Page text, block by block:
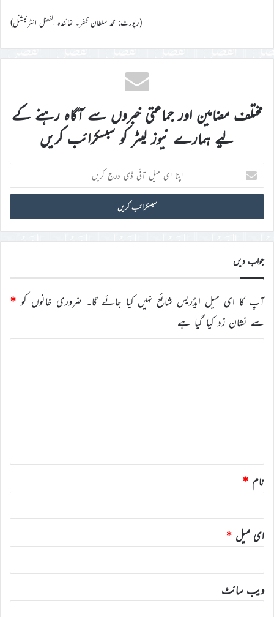
(رپورٹ: محمد سلطان ظفر۔ نمائندہ الفضل انٹرنیشنل)
مختلف مضامین اور جماعتی خبروں سے آگاہ رہنے کے
لیے ہمارے نیوز لیٹر کو سبسکرائب کریں
اپنا
ای
میل
ڈی
درج
کریں
جواب دیں
آپ کا ای میل ایڈریس شائع نہیں کیا جائے گا۔ ضروری خانوں کو *
سے نشان زد کیا گیا ہے
نام *
ای میل *
ویب‌ سائٹ